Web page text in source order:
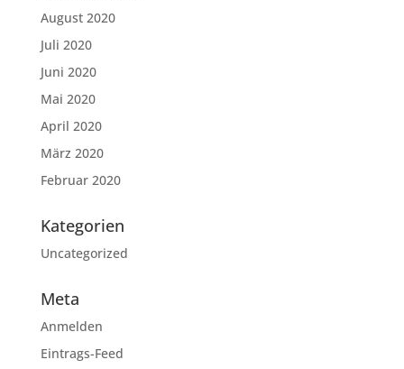
August 2020
Juli 2020
Juni 2020
Mai 2020
April 2020
März 2020
Februar 2020
Kategorien
Uncategorized
Meta
Anmelden
Eintrags-Feed